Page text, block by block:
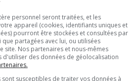
Clics
personnel seront traitées, et les
appareil (cookies, identifiants uniques et
pourront être stockées et consultées par
partagées avec lui, ou utilisées
site. Nos partenaires et nous-mêmes
d'utiliser des données de géolocalisation
susceptibles de traiter vos données à